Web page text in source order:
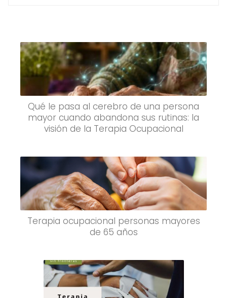
Qué le pasa al cerebro de una persona
mayor cuando abandona sus rutinas: la
visión de la Terapia Ocupacional
Terapia ocupacional personas mayores
de 65 años